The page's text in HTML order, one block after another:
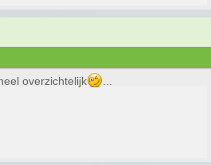
overzichtelijk